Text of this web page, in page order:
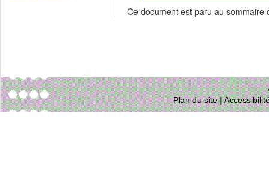
Ce document est paru au sommaire
Plan du site|